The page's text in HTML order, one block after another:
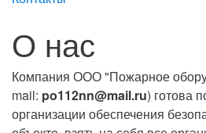
О нас
Компания ООО "Пожарное
mail: po112nn@mail.ru) готова
организации обеспечения